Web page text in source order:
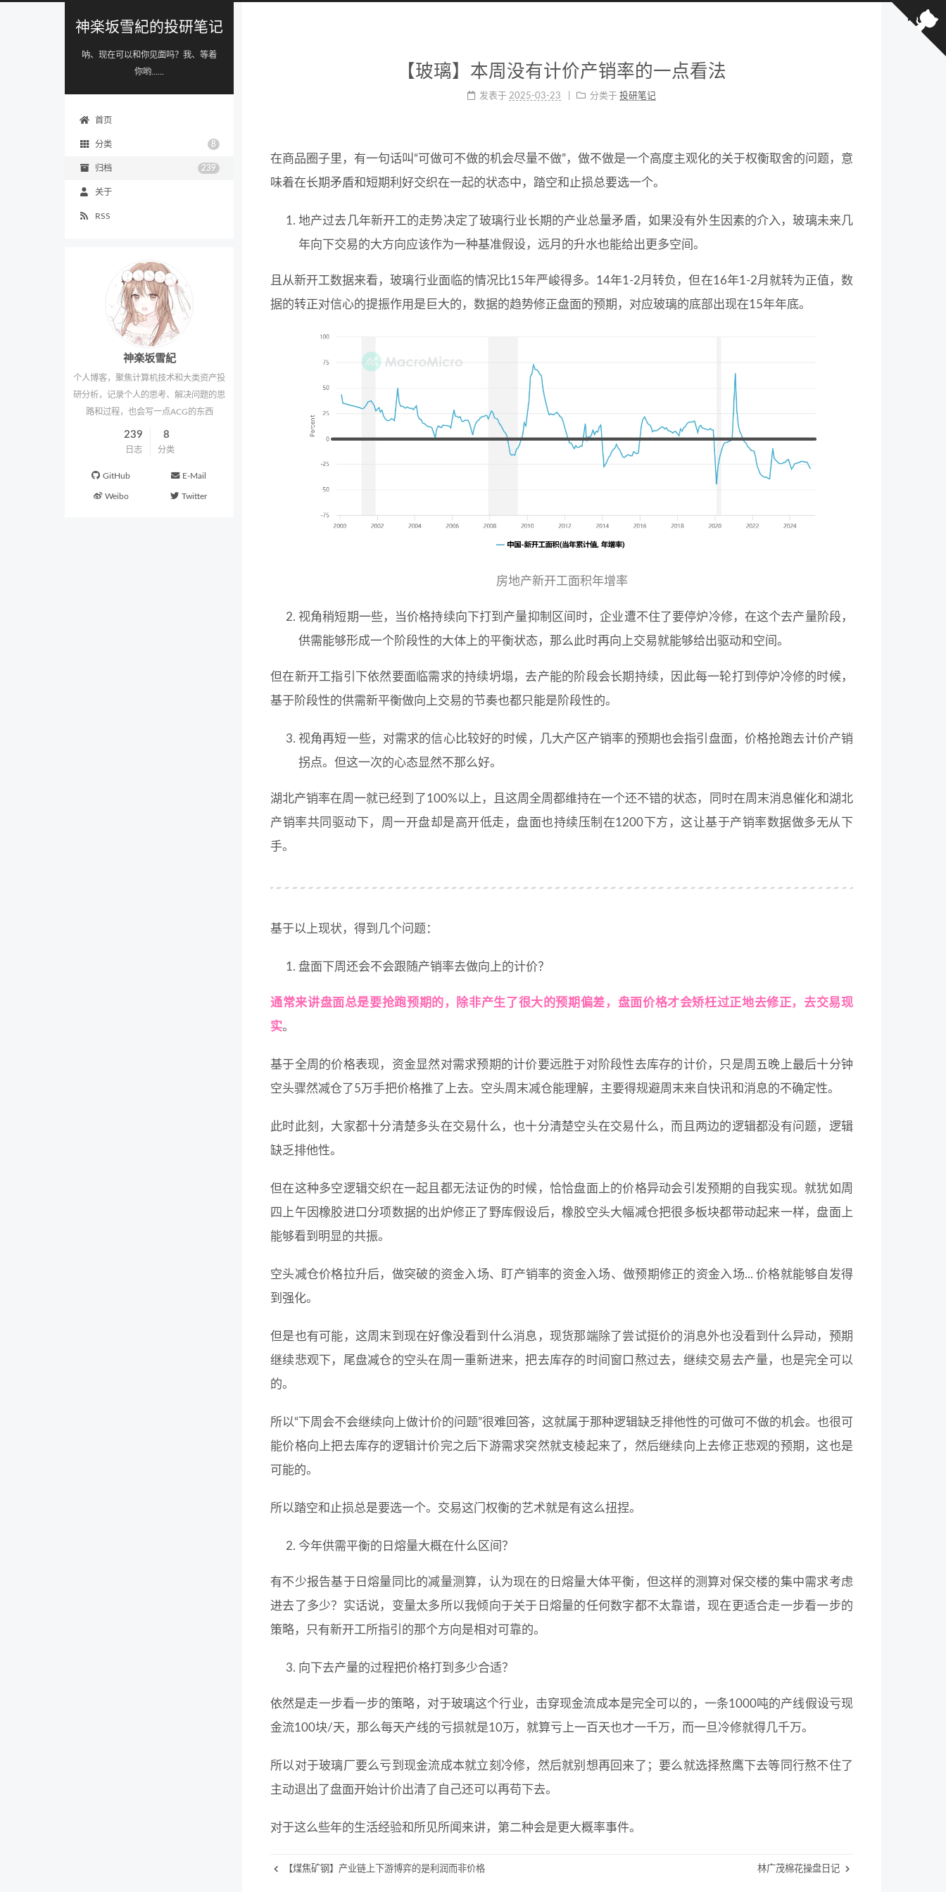
神楽坂雪紀的投研笔记
呐、现在可以和你见面吗？我、等着
你哟......
首页
分类 8
归档 239
关于
RSS
【玻璃】本周没有计价产销率的一点看法
发表于 2025-03-23 分类于 投研笔记
在商品圈子里，有一句话叫“可做可不做的机会尽量不做”，做不做是一个高度主观化的关于权衡取舍的问题，意
味着在长期矛盾和短期利好交织在一起的状态中，踏空和止损总要选一个。
地产过去几年新开工的走势决定了玻璃行业长期的产业总量矛盾，如果没有外生因素的介入，玻璃未来几
年向下交易的大方向应该作为一种基准假设，远月的升水也能给出更多空间。
且从新开工数据来看，玻璃行业面临的情况比15年严峻得多。14年1-2月转负，但在16年1-2月就转为正值，数
据的转正对信心的提振作用是巨大的，数据的趋势修正盘面的预期，对应玻璃的底部出现在15年年底。
房地产新开工面积年增率
视角稍短期一些，当价格持续向下打到产量抑制区间时，企业遭不住了要停炉冷修，在这个去产量阶段，
供需能够形成一个阶段性的大体上的平衡状态，那么此时再向上交易就能够给出驱动和空间。
但在新开工指引下依然要面临需求的持续坍塌，去产能的阶段会长期持续，因此每一轮打到停炉冷修的时候，
基于阶段性的供需新平衡做向上交易的节奏也都只能是阶段性的。
视角再短一些，对需求的信心比较好的时候，几大产区产销率的预期也会指引盘面，价格抢跑去计价产销
拐点。但这一次的心态显然不那么好。
湖北产销率在周一就已经到了100%以上，且这周全周都维持在一个还不错的状态，同时在周末消息催化和湖北
产销率共同驱动下，周一开盘却是高开低走，盘面也持续压制在1200下方，这让基于产销率数据做多无从下
手。
基于以上现状，得到几个问题：
盘面下周还会不会跟随产销率去做向上的计价？
通常来讲盘面总是要抢跑预期的，除非产生了很大的预期偏差，盘面价格才会矫枉过正地去修正，去交易现
实。
基于全周的价格表现，资金显然对需求预期的计价要远胜于对阶段性去库存的计价，只是周五晚上最后十分钟
空头骤然减仓了5万手把价格推了上去。空头周末减仓能理解，主要得规避周末来自快讯和消息的不确定性。
此时此刻，大家都十分清楚多头在交易什么，也十分清楚空头在交易什么，而且两边的逻辑都没有问题，逻辑
缺乏排他性。
但在这种多空逻辑交织在一起且都无法证伪的时候，恰恰盘面上的价格异动会引发预期的自我实现。就犹如周
四上午因橡胶进口分项数据的出炉修正了野库假设后，橡胶空头大幅减仓把很多板块都带动起来一样，盘面上
能够看到明显的共振。
空头减仓价格拉升后，做突破的资金入场、盯产销率的资金入场、做预期修正的资金入场... 价格就能够自发得
到强化。
但是也有可能，这周末到现在好像没看到什么消息，现货那端除了尝试挺价的消息外也没看到什么异动，预期
继续悲观下，尾盘减仓的空头在周一重新进来，把去库存的时间窗口熬过去，继续交易去产量，也是完全可以
的。
所以“下周会不会继续向上做计价的问题”很难回答，这就属于那种逻辑缺乏排他性的可做可不做的机会。也很可
能价格向上把去库存的逻辑计价完之后下游需求突然就支棱起来了，然后继续向上去修正悲观的预期，这也是
可能的。
所以踏空和止损总是要选一个。交易这门权衡的艺术就是有这么扭捏。
今年供需平衡的日熔量大概在什么区间？
有不少报告基于日熔量同比的减量测算，认为现在的日熔量大体平衡，但这样的测算对保交楼的集中需求考虑
进去了多少？实话说，变量太多所以我倾向于关于日熔量的任何数字都不太靠谱，现在更适合走一步看一步的
策略，只有新开工所指引的那个方向是相对可靠的。
向下去产量的过程把价格打到多少合适？
依然是走一步看一步的策略，对于玻璃这个行业，击穿现金流成本是完全可以的，一条1000吨的产线假设亏现
金流100块/天，那么每天产线的亏损就是10万，就算亏上一百天也才一千万，而一旦冷修就得几千万。
所以对于玻璃厂要么亏到现金流成本就立刻冷修，然后就别想再回来了；要么就选择熬鹰下去等同行熬不住了
主动退出了盘面开始计价出清了自己还可以再苟下去。
对于这么些年的生活经验和所见所闻来讲，第二种会是更大概率事件。
【煤焦矿钢】产业链上下游博弈的是利润而非价格 林广茂棉花操盘日记
神楽坂雪紀
个人博客，聚焦计算机技术和大类资产投
研分析，记录个人的思考、解决问题的思
路和过程，也会写一点ACG的东西
239
日志
8
分类
GitHub E-Mail
Weibo Twitter